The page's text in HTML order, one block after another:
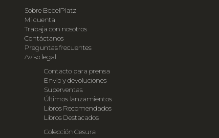
Sobre BebelPlatz
Mi cuenta
Trabaja con nosotros
Contáctanos
Preguntas frecuentes
Aviso legal
Contacto para prensa
Envío y devoluciones
Superventas
Últimos lanzamientos
Libros Recomendados
Libros Destacados
Colección Cesura